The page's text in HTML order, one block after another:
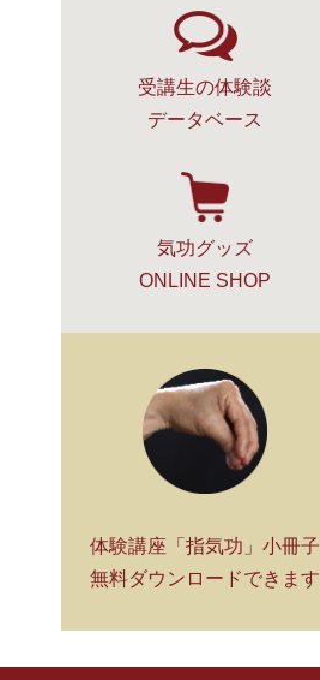
受講生の体験談
データベース
気功グッズ
ONLINE SHOP
体験講座「指気功」小冊子
無料ダウンロードできます